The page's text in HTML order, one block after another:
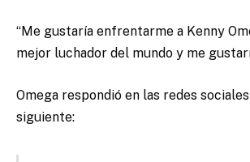
“Me gustaría enfrentarme a Kenny
mejor luchador del mundo y me
Omega respondió en las redes
siguiente: